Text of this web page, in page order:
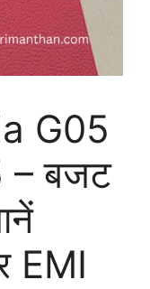
G05
– बजट
EMI